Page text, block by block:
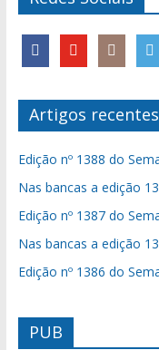
Artigos recentes
Edição nº 1388 do
Nas bancas a edição
Edição nº 1387 do
Nas bancas a edição
Edição nº 1386 do
PUB